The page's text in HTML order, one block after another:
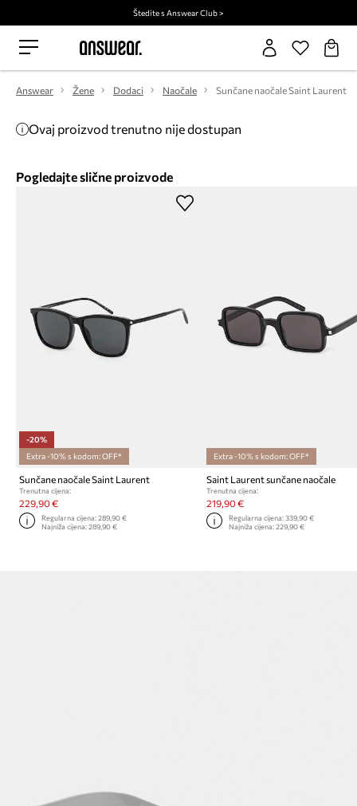
Štedite s Answear Club >
Answear Žene Dodaci Naočale Sunčane naočale Saint Laurent
Ovaj proizvod trenutno nije dostupan
Pogledajte slične proizvode
-20%
Extra -10% s kodom: OFF*
Sunčane naočale Saint Laurent
Trenutna cijena:
229,90 €
Regularna cijena:289,90 €
Najniža cijena:289,90 €
Extra -10% s kodom: OFF*
Saint Laurent sunčane naočale
Trenutna cijena:
219,90 €
Regularna cijena: 339,90 €
Najniža cijena: 229,90 €